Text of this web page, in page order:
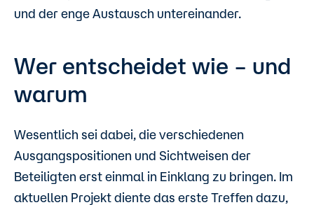
und der enge Austausch untereinander.
Wer entscheidet wie – und
warum
Wesentlich sei dabei, die verschiedenen
Ausgangspositionen und Sichtweisen der
Beteiligten erst einmal in Einklang zu bringen. Im
aktuellen Projekt diente das erste Treffen dazu,